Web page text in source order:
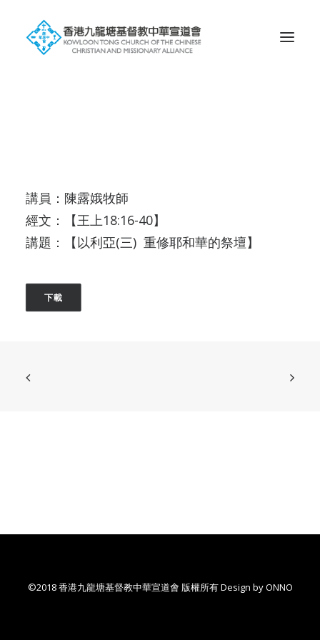
講員：陳露娥牧師
經文：【王上18:16-40】
講題：【以利亞(三) 重修耶和華的祭壇】
下載
©2018 香港九龍塘基督教中華宣道會 版權所有 Design byONNO